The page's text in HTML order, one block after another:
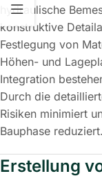
hydraulische
konstruktive
Festlegung von
Höhen- und
Integration
Durch die
Risiken minimiert
Bauphase reduziert.
Erstellung